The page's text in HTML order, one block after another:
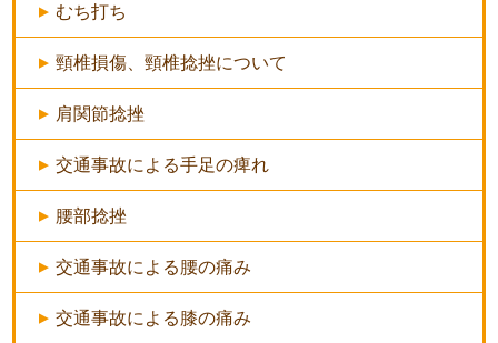
むち打ち
頸椎損傷、頸椎捻挫について
肩関節捻挫
交通事故による手足の痺れ
腰部捻挫
交通事故による腰の痛み
交通事故による膝の痛み